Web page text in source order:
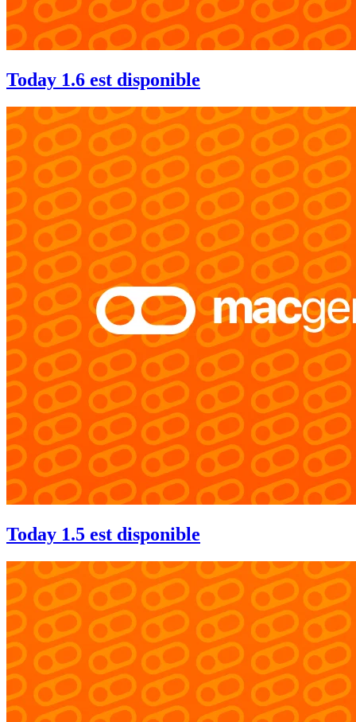
Today 1.6 est disponible
Today 1.5 est disponible